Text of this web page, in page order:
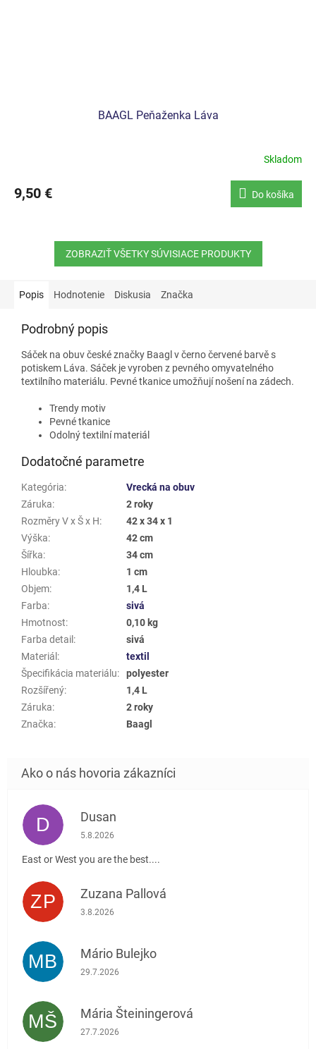
BAAGL Peňaženka Láva
Skladom
9,50 € Do košíka
ZOBRAZIŤ VŠETKY SÚVISIACE PRODUKTY
Popis Hodnotenie Diskusia Značka
Podrobný popis
Sáček na obuv české značky Baagl v černo červené barvě s
potiskem Láva. Sáček je vyroben z pevného omyvatelného
textilního materiálu. Pevné tkanice umožňují nošení na zádech.
Trendy motiv
Pevné tkanice
Odolný textilní materiál
Dodatočné parametre
Kategória:
Vrecká na obuv
Záruka:
2 roky
Rozměry V x Š x H:
42 x 34 x 1
Výška:
42 cm
Šířka:
34 cm
Hloubka:
1 cm
Objem:
1,4 L
Farba:
sivá
Hmotnost:
0,10 kg
Farba detail :
sivá
Materiál :
textil
Špecifikácia materiálu:
polyester
Rozšířený:
1,4 L
Záruka:
2 roky
Značka: Baagl
D Dusan
Hodnotenie obchodu je 5 z 5 hviezdičiek.
5.8.2026
East or West you are the best....
ZP Zuzana Pallová
Hodnotenie obchodu je 5 z 5 hviezdičiek.
3.8.2026
MB Mário Bulejko
Hodnotenie obchodu je 5 z 5 hviezdičiek.
29.7.2026
MŠ Mária Šteiningerová
Hodnotenie obchodu je 5 z 5 hviezdičiek.
27.7.2026